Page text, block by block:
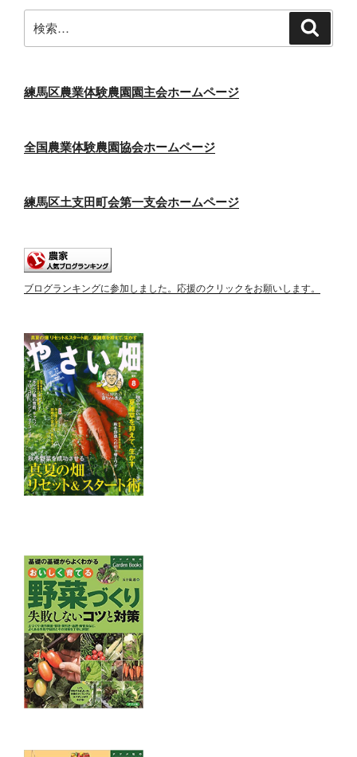
索:
練馬区農業体験農園園主会ホームページ
全国農業体験農園協会ホームページ
練馬区土支田町会第一支会ホームページ
ブログランキングに参加しました。応援のクリックをお願いします。